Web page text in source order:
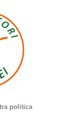
politica